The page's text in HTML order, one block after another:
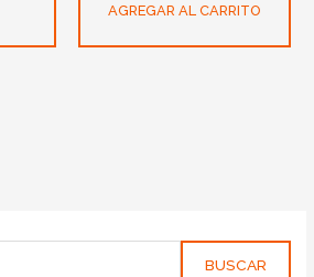
BUSCAR
AGREGAR AL CARRITO